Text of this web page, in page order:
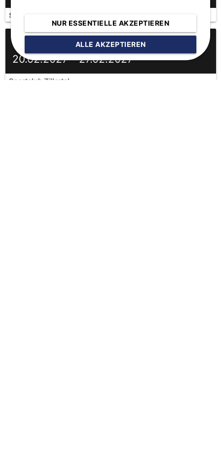
Sportclub Zillertal
20.02.2027 - 27.02.2027
Sportclub Zillertal
NUR ESSENTIELLE AKZEPTIEREN
ALLE AKZEPTIEREN